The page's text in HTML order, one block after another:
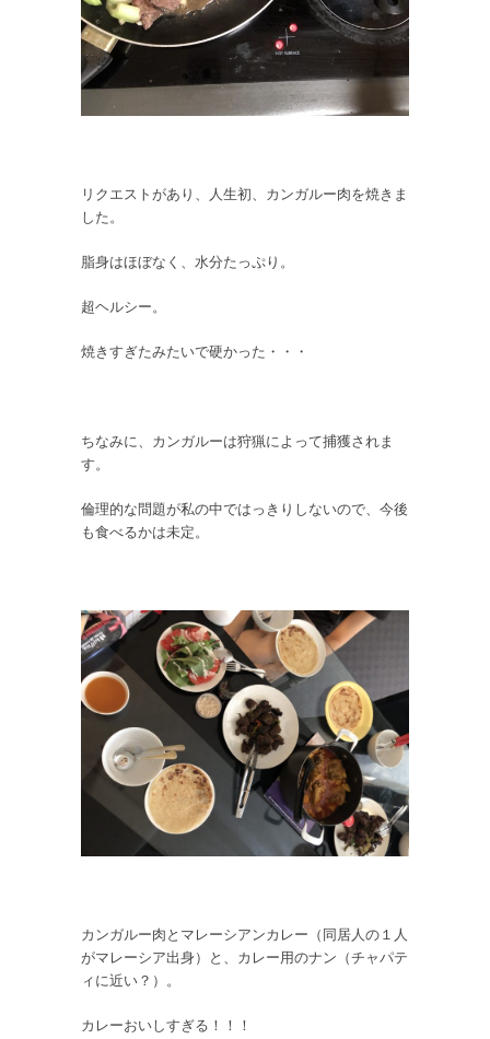
リクエストがあり、人生初、カンガルー肉を焼きま
した。
脂身はほぼなく、水分たっぷり。
超ヘルシー。
焼きすぎたみたいで硬かった・・・
ちなみに、カンガルーは狩猟によって捕獲されま
す。
倫理的な問題が私の中ではっきりしないので、今後
も食べるかは未定。
カンガルー肉とマレーシアンカレー（同居人の１人
がマレーシア出身）と、カレー用のナン（チャパテ
ィに近い？）。
カレーおいしすぎる！！！